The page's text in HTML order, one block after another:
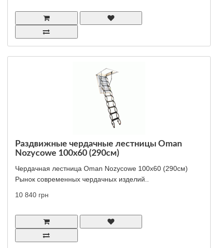
Раздвижные чердачные лестницы Oman
Nozycowe 100x60 (290см)
Чердачная лестница Oman Nozycowe 100x60 (290см)
Рынок современных чердачных изделий..
10 840 грн